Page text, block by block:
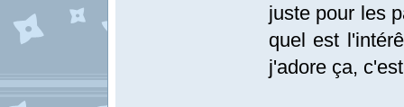
juste pour les
quel est
j'adore ça,